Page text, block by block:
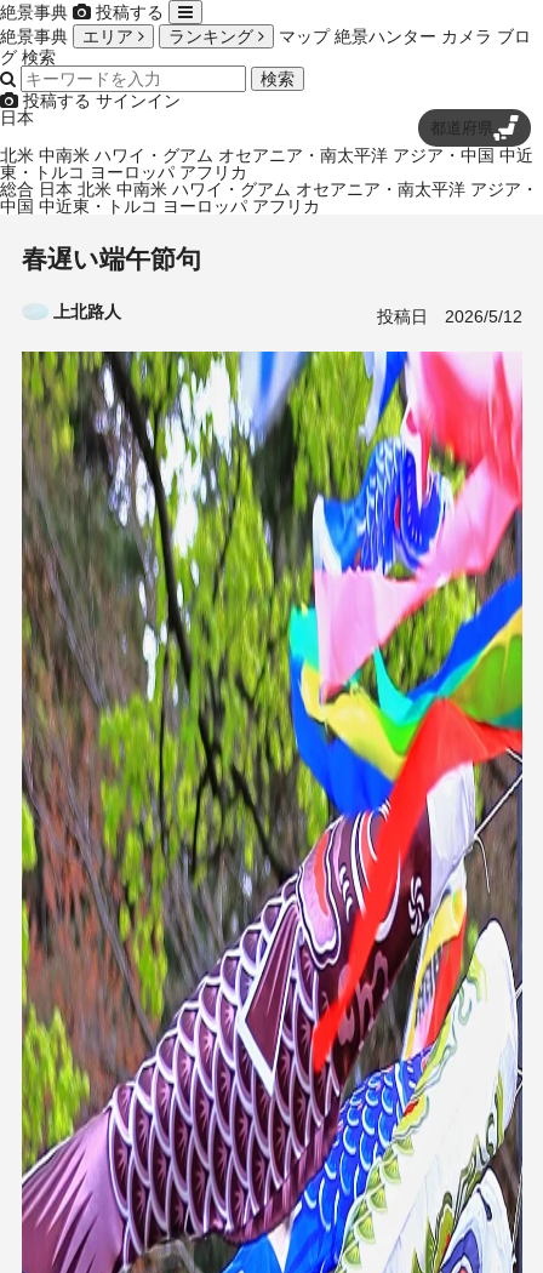
絶景事典
投稿する
絶景事典
エリア ランキング マップ 絶景ハンター カメラ ブロ
グ 検索
検索
投稿する サインイン
日本
都道府県
北米 中南米 ハワイ・グアム オセアニア・南太平洋 アジア・中国 中近
東・トルコ ヨーロッパ アフリカ
総合 日本 北米 中南米 ハワイ・グアム オセアニア・南太平洋 アジア・
中国 中近東・トルコ ヨーロッパ アフリカ
春遅い端午節句
上北路人 投稿日 2026/5/12